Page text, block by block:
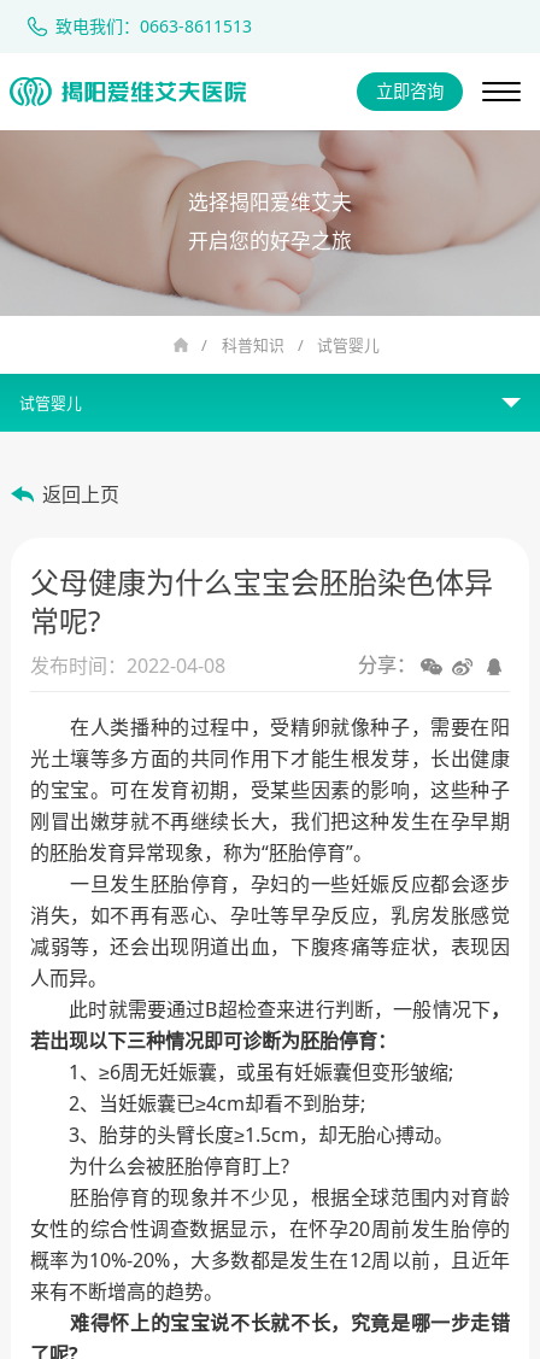
致电我们：0663-8611513
立即咨询
选择揭阳爱维艾夫
开启您的好孕之旅
/ 科普知识 / 试管婴儿
试管婴儿
男性不育
试管婴儿
返回上页
父母健康为什么宝宝会胚胎染色体异
常呢?
发布时间：2022-04-08 分享：
在人类播种的过程中，受精卵就像种子，需要在阳
光土壤等多方面的共同作用下才能生根发芽，长出健康
的宝宝。可在发育初期，受某些因素的影响，这些种子
刚冒出嫩芽就不再继续长大，我们把这种发生在孕早期
的胚胎发育异常现象，称为“胚胎停育”。
一旦发生胚胎停育，孕妇的一些妊娠反应都会逐步
消失，如不再有恶心、孕吐等早孕反应，乳房发胀感觉
减弱等，还会出现阴道出血，下腹疼痛等症状，表现因
人而异。
此时就需要通过B超检查来进行判断，一般情况下，
若出现以下三种情况即可诊断为胚胎停育：
1、≥6周无妊娠囊，或虽有妊娠囊但变形皱缩;
2、当妊娠囊已≥4cm却看不到胎芽;
3、胎芽的头臂长度≥1.5cm，却无胎心搏动。
为什么会被胚胎停育盯上?
胚胎停育的现象并不少见，根据全球范围内对育龄
女性的综合性调查数据显示，在怀孕20周前发生胎停的
概率为10%-20%，大多数都是发生在12周以前，且近年
来有不断增高的趋势。
难得怀上的宝宝说不长就不长，究竟是哪一步走错